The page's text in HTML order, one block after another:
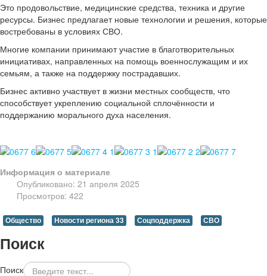
Это продовольствие, медицинские средства, техника и другие
ресурсы. Бизнес предлагает новые технологии и решения, которые
востребованы в условиях СВО.
Многие компании принимают участие в благотворительных
инициативах, направленных на помощь военнослужащим и их
семьям, а также на поддержку пострадавших.
Бизнес активно участвует в жизни местных сообществ, что
способствует укреплению социальной сплочённости и
поддержанию морального духа населения.
Информация о материале
Опубликовано: 21 апреля 2025
Просмотров: 422
Общество Новости региона 33 Соцподдержка СВО
Поиск
Поиск